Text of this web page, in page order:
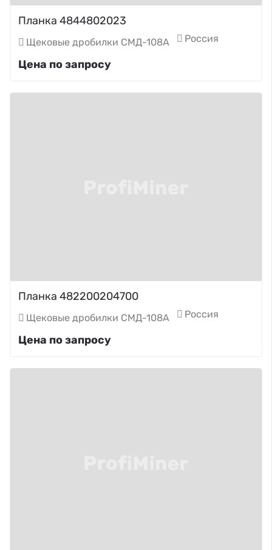
Планка 4844802023
Щековые дробилки СМД-108А Россия
Цена по запросу
Планка 482200204700
Щековые дробилки СМД-108А Россия
Цена по запросу